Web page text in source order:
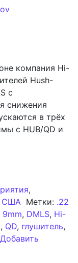
компания Hi-
Hush-
с
снижения
в трёх
с HUB/QD и
,
США Метки: .22
9mm, DMLS, Hi-
, QD, глушитель,
Добавить